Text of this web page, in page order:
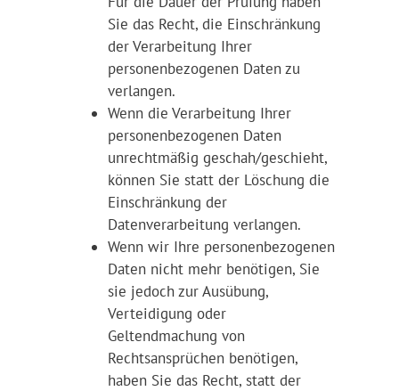
Sie das Recht, die Einschränkung
der Verarbeitung Ihrer
personenbezogenen Daten zu
verlangen.
Wenn die Verarbeitung Ihrer
personenbezogenen Daten
unrechtmäßig geschah/geschieht,
können Sie statt der Löschung die
Einschränkung der
Datenverarbeitung verlangen.
Wenn wir Ihre personenbezogenen
Daten nicht mehr benötigen, Sie
sie jedoch zur Ausübung,
Verteidigung oder
Geltendmachung von
Rechtsansprüchen benötigen,
haben Sie das Recht, statt der